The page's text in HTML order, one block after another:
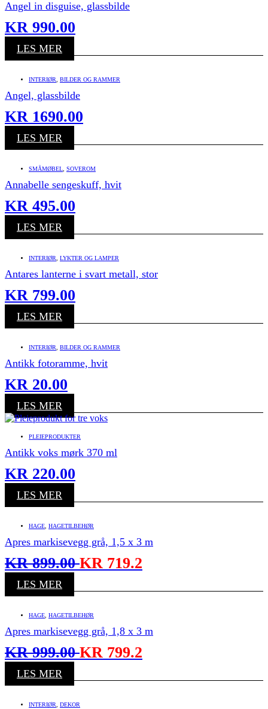
Angel in disguise, glassbilde
KR 990.00
LES MER
INTERIØR BILDER OG RAMMER
Angel, glassbilde
KR 1690.00
LES MER
SMÅMØBEL SOVEROM
Annabelle sengeskuff, hvit
KR 495.00
LES MER
INTERIØR LYKTER OG LAMPER
Antares lanterne i svart metall, stor
KR 799.00
LES MER
INTERIØR BILDER OG RAMMER
Antikk fotoramme, hvit
KR 20.00
LES MER
PLEIEPRODUKTER
Antikk voks mørk 370 ml
KR 220.00
LES MER
HAGE HAGETILBEHØR
Apres markisevegg grå, 1,5 x 3 m
KR899.00KR 719.2
LES MER
HAGE HAGETILBEHØR
Apres markisevegg grå, 1,8 x 3 m
KR999.00KR 799.2
LES MER
INTERIØR DEKOR